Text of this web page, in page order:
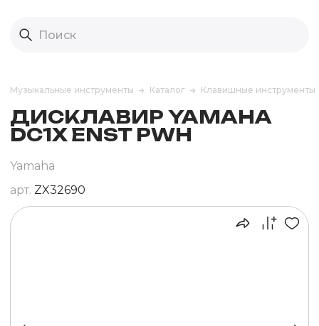
Музыкальные инструменты Каталог Клавишные инструменты
ДИСКЛАВИР YAMAHA
DC1X ENST PWH
Yamaha
арт. ZX32690